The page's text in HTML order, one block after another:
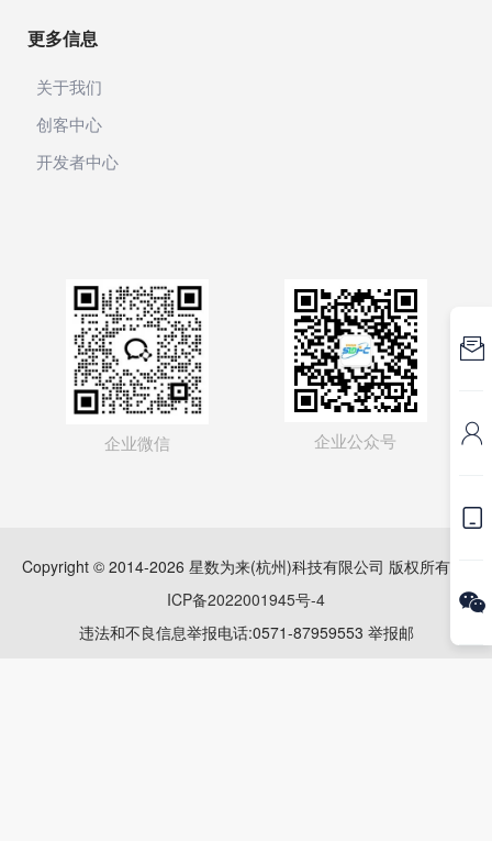
工具
融媒体
传播大脑
接口
工位
更多信息
关于我们
创客中心
开发者中心
企业微信 企业公众号
Copyright © 2014-2026 星数为来(杭州)科技有限公司 版权所有
ICP备2022001945号-4
违法和不良信息举报电话:0571-87959553 举报邮



